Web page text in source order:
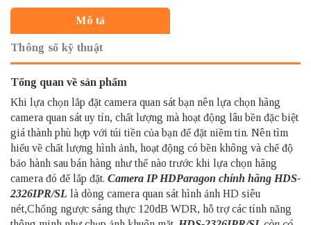
Mô tả
Thông số kỹ thuật
Tổng quan về sản phẩm
Khi lựa chọn lắp đặt camera quan sát bạn nên lựa chọn hãng
camera quan sát uy tín, chất lượng mà hoạt động lâu bền đặc biệt
giá thành phù hợp với túi tiền của bạn để đặt niềm tin. Nên tìm
hiểu về chất lượng hình ảnh, hoạt động có bền không và chế độ
bảo hành sau bán hàng như thế nào trước khi lựa chọn hãng
camera đó để lắp đặt. Camera IP HDParagon chính hãng HDS-
2326IPR/SL là dòng camera quan sát hình ảnh HD siêu
nét,Chống ngược sáng thực 120dB WDR, hỗ trợ các tính năng